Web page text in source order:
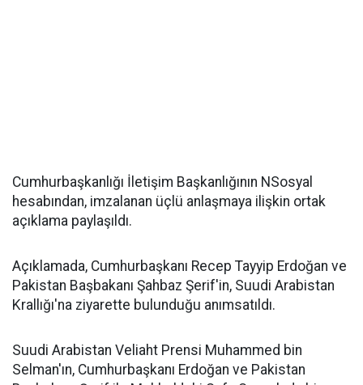
Cumhurbaşkanlığı İletişim Başkanlığının NSosyal
hesabından, imzalanan üçlü anlaşmaya ilişkin ortak
açıklama paylaşıldı.
Açıklamada, Cumhurbaşkanı Recep Tayyip Erdoğan ve
Pakistan Başbakanı Şahbaz Şerif'in, Suudi Arabistan
Krallığı'na ziyarette bulunduğu anımsatıldı.
Suudi Arabistan Veliaht Prensi Muhammed bin
Selman'ın, Cumhurbaşkanı Erdoğan ve Pakistan